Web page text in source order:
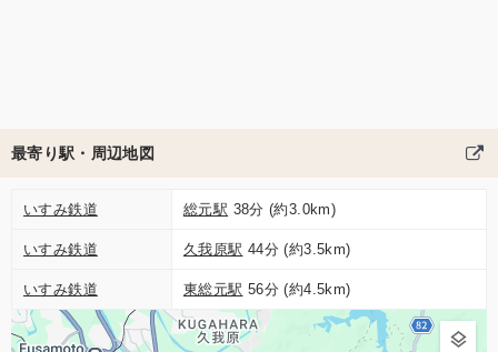
最寄り駅・周辺地図
いすみ鉄道 総元駅 38分 (約3.0km)
いすみ鉄道 久我原駅 44分 (約3.5km)
いすみ鉄道 東総元駅 56分 (約4.5km)